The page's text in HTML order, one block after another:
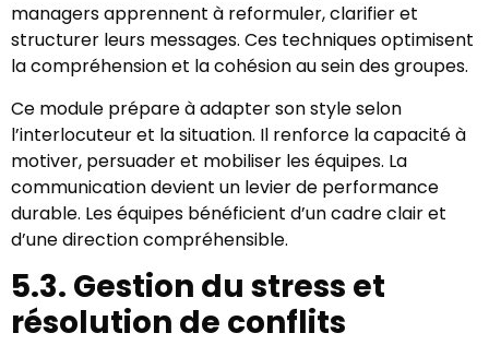
managers apprennent à reformuler, clarifier et
structurer leurs messages. Ces techniques optimisent
la compréhension et la cohésion au sein des groupes.
Ce module prépare à adapter son style selon
l’interlocuteur et la situation. Il renforce la capacité à
motiver, persuader et mobiliser les équipes. La
communication devient un levier de performance
durable. Les équipes bénéficient d’un cadre clair et
d’une direction compréhensible.
5.3. Gestion du stress et
résolution de conflits